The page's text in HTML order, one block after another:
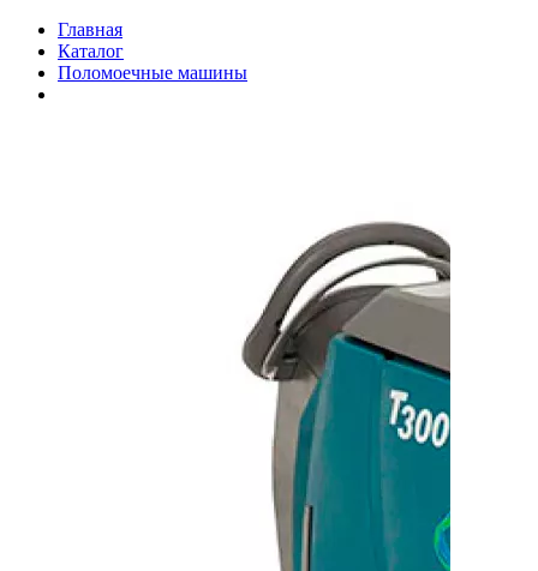
Главная
Каталог
Поломоечные машины